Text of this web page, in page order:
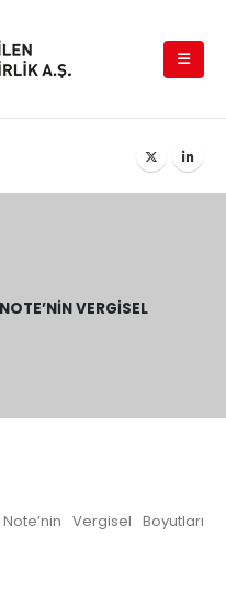
VERGISEL
Vergisel Boyutları